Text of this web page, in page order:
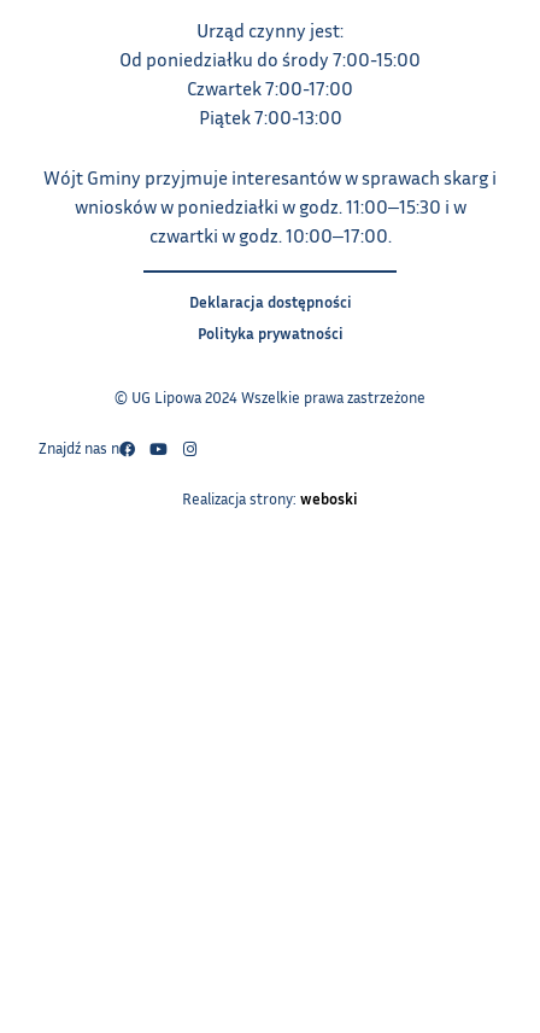
Urząd czynny jest:
Od poniedziałku do środy 7:00-15:00
Czwartek 7:00-17:00
Piątek 7:00-13:00
Wójt Gminy przyjmuje interesantów w sprawach skarg i
wniosków w poniedziałki w godz. 11:00‒15:30 i w
czwartki w godz. 10:00‒17:00.
Deklaracja dostępności
Polityka prywatności
© UG Lipowa 2024 Wszelkie prawa zastrzeżone
Znajdź nas na:
Realizacja strony: weboski